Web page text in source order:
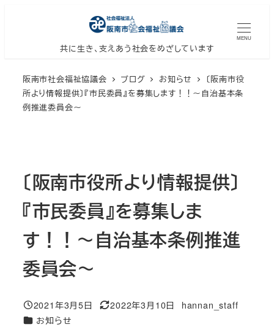
共に生き、支えあう社会をめざしています
MENU
阪南市社会福祉協議会 ブログ お知らせ
〔阪南市役
所より情報提供〕『市民委員』を募集します！！～自治基本条
例推進委員会～
〔阪南市役所より情報提供〕
『市民委員』を募集しま
す！！～自治基本条例推進
委員会～
投稿日
2021年3月5日
更新日
2022年3月10日
著
hannan_staff
カテゴリー
お知らせ